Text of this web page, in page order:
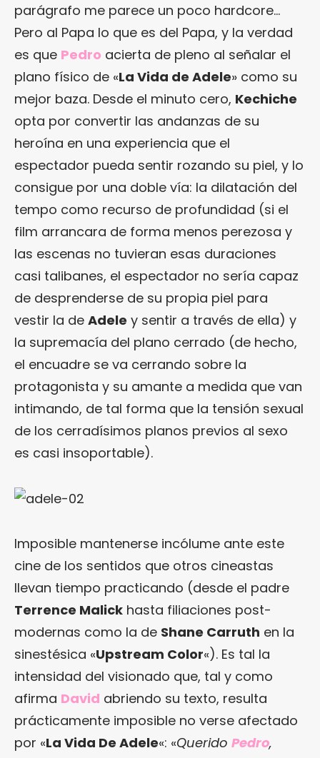
parágrafo me parece un poco hardcore…
Pero al Papa lo que es del Papa, y la verdad
es que Pedro acierta de pleno al señalar el
plano físico de «La Vida de Adele» como su
mejor baza. Desde el minuto cero, Kechiche
opta por convertir las andanzas de su
heroína en una experiencia que el
espectador pueda sentir rozando su piel, y lo
consigue por una doble vía: la dilatación del
tempo como recurso de profundidad (si el
film arrancara de forma menos perezosa y
las escenas no tuvieran esas duraciones
casi talibanes, el espectador no sería capaz
de desprenderse de su propia piel para
vestir la de Adele y sentir a través de ella) y
la supremacía del plano cerrado (de hecho,
el encuadre se va cerrando sobre la
protagonista y su amante a medida que van
intimando, de tal forma que la tensión sexual
de los cerradísimos planos previos al sexo
es casi insoportable).
Imposible mantenerse incólume ante este
cine de los sentidos que otros cineastas
llevan tiempo practicando (desde el padre
Terrence Malick hasta filiaciones post-
modernas como la de Shane Carruth en la
sinestésica «Upstream Color«). Es tal la
intensidad del visionado que, tal y como
afirma David abriendo su texto, resulta
prácticamente imposible no verse afectado
por «La Vida De Adele«: «Querido Pedro,